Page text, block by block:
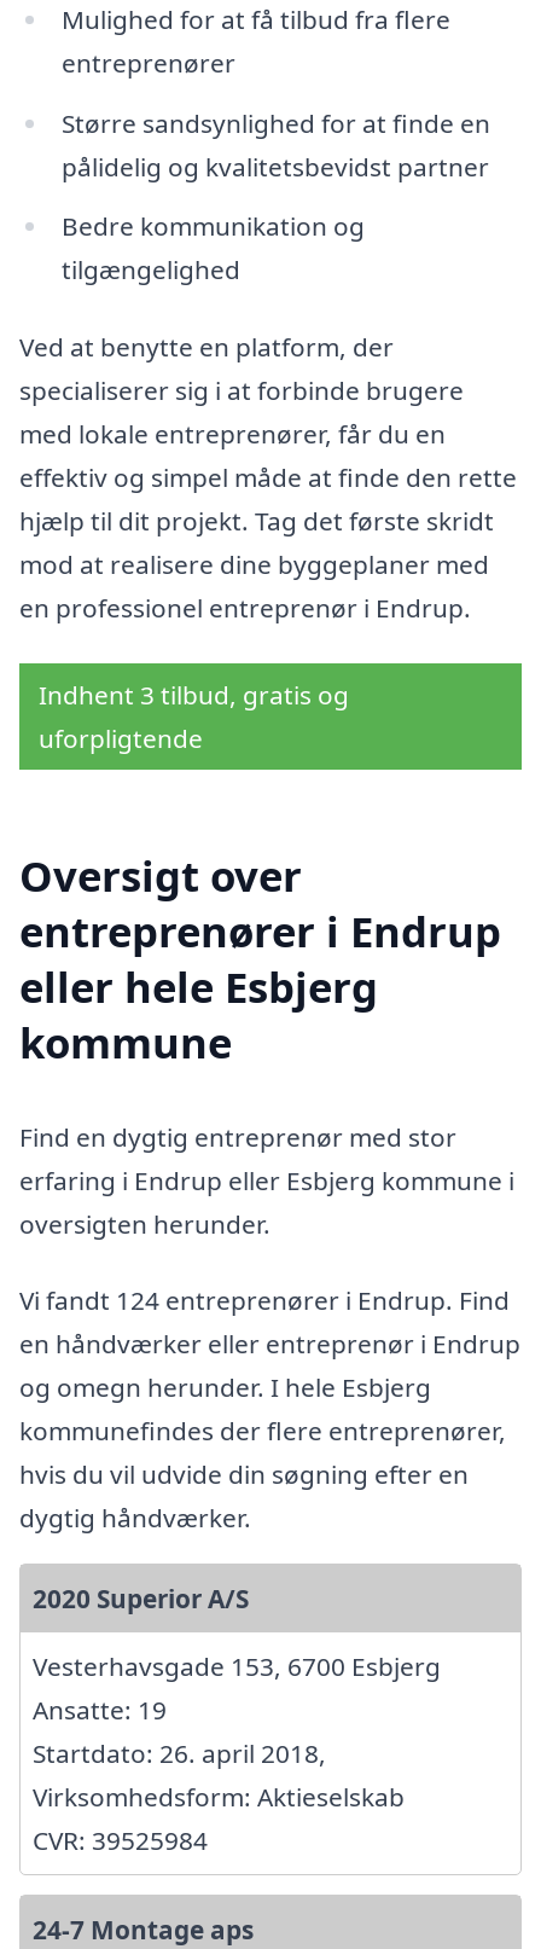
Mulighed for at få tilbud fra flere
entreprenører
Større sandsynlighed for at finde en
pålidelig og kvalitetsbevidst partner
Bedre kommunikation og
tilgængelighed
Ved at benytte en platform, der
specialiserer sig i at forbinde brugere
med lokale entreprenører, får du en
effektiv og simpel måde at finde den rette
hjælp til dit projekt. Tag det første skridt
mod at realisere dine byggeplaner med
en professionel entreprenør i Endrup.
Indhent 3 tilbud, gratis og
uforpligtende
Oversigt over
entreprenører i Endrup
eller hele Esbjerg
kommune
Find en dygtig entreprenør med stor
erfaring i Endrup eller Esbjerg kommune i
oversigten herunder.
Vi fandt 124 entreprenører i Endrup. Find
en håndværker eller entreprenør i Endrup
og omegn herunder. I hele Esbjerg
kommunefindes der flere entreprenører,
hvis du vil udvide din søgning efter en
dygtig håndværker.
2020 Superior A/S
Vesterhavsgade 153, 6700 Esbjerg
Ansatte: 19
Startdato: 26. april 2018,
Virksomhedsform: Aktieselskab
CVR: 39525984
24-7 Montage aps